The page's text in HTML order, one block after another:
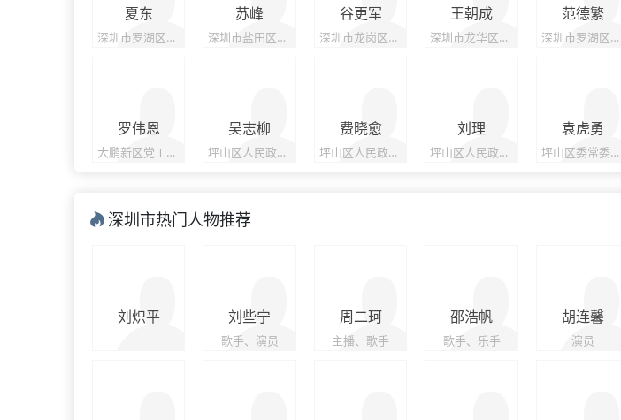
夏东
深圳市罗湖区副区长、党组成员
苏峰
深圳市盐田区政府副区长
谷更军
深圳市龙岗区副区长
王朝成
深圳市龙华区政府副区长
范德繁
深圳市罗湖区区长、党组书记
罗伟恩
大鹏新区党工委委员，管委会副主任
吴志柳
坪山区人民政府副区长、党组成员，兼任中共深圳市坪山区委教育工作委员会书记、深圳市坪山区教育局党组书记
费晓愈
坪山区人民政府副区长
刘理
坪山区人民政府副区长、党组成员
袁虎勇
坪山区委常委，坪山区人民政府常务副区长、党组副书记
深圳市热门人物推荐
刘炽平 刘些宁
歌手、演员
周二珂
主播、歌手
邵浩帆
歌手、乐手
胡连馨
演员